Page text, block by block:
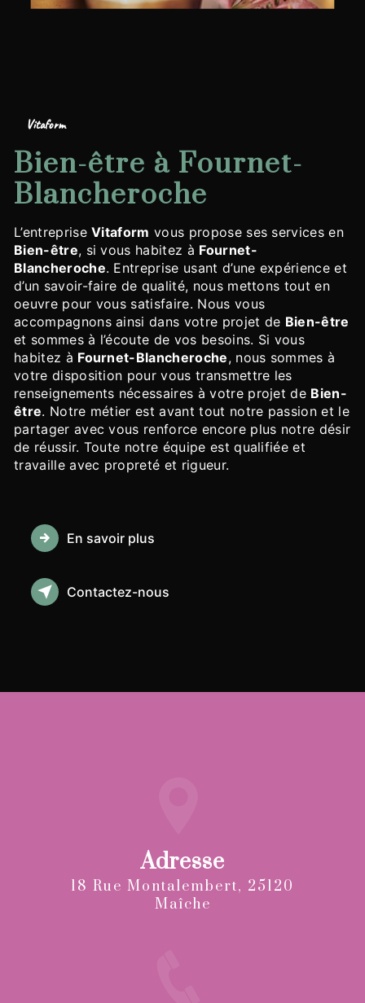
Vitaform
Bien-être à Fournet-
Blancheroche
L’entrepriseVitaform vous propose ses services en
Bien-être, si vous habitez à Fournet-
Blancheroche. Entreprise usant d’une expérience et
d’un savoir-faire de qualité, nous mettons tout en
oeuvre pour vous satisfaire. Nous vous
accompagnons ainsi dans votre projet de Bien-être
et sommes à l’écoute de vos besoins. Si vous
habitez à Fournet-Blancheroche, nous sommes à
votre disposition pour vous transmettre les
renseignements nécessaires à votre projet de Bien-
être. Notre métier est avant tout notre passion et le
partager avec vous renforce encore plus notre désir
de réussir. Toute notre équipe est qualifiée et
travaille avec propreté et rigueur.
En savoir plus
Contactez-nous
Adresse
18 Rue Montalembert, 25120
Maîche